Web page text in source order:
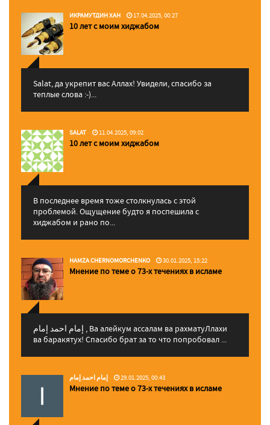
ИКРАМУТДИН ХАН 17.04.2025, 00:27
10 лет с моим хиджабом
Salat, да укрепит вас Аллаx! Увидели, спасибо за
теплые слова :-)...
SALAT 11.04.2025, 09:02
10 лет с моим хиджабом
В последнее время тоже столкнулась с этой
проблемой. Ощущение будто я поспешила с
хиджабом и рано по...
HAMZA CHERNOMORCHENKO 30.01.2025, 15:22
Мнение по теме о 73-х течениях в исламе
إمام احمد إمام , Ва алейкум ассалам ва рахматуЛлахи
ва баракятух! Спасибо брат за то что попробовал ...
إمام احمد إمام 29.01.2025, 00:43
Мнение по теме о 73-х течениях в исламе